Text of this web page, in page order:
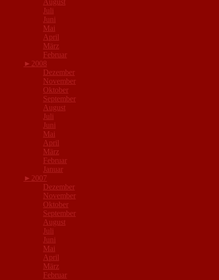
Juli
Juni
Mai
April
März
Februar
► 2008
Dezember
November
Oktober
September
August
Juli
Juni
Mai
April
März
Februar
Januar
► 2007
Dezember
November
Oktober
September
August
Juli
Juni
Mai
April
März
Februar